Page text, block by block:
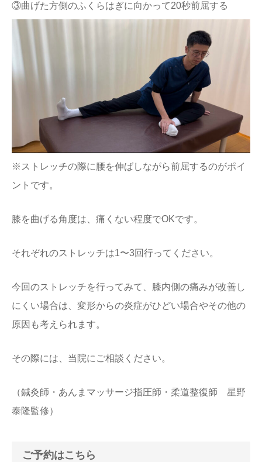
③曲げた方側のふくらはぎに向かって20秒前屈する
※ストレッチの際に腰を伸ばしながら前屈するのがポイ
ントです。
膝を曲げる角度は、痛くない程度でOKです。
それぞれのストレッチは1〜3回行ってください。
今回のストレッチを行ってみて、膝内側の痛みが改善し
にくい場合は、変形からの炎症がひどい場合やその他の
原因も考えられます。
その際には、当院にご相談ください。
（鍼灸師・あんまマッサージ指圧師・柔道整復師 星野
泰隆監修）
ご予約はこちら